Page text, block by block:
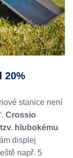
20%
stanice není
Crossio
hlubokému
displej
např. 5